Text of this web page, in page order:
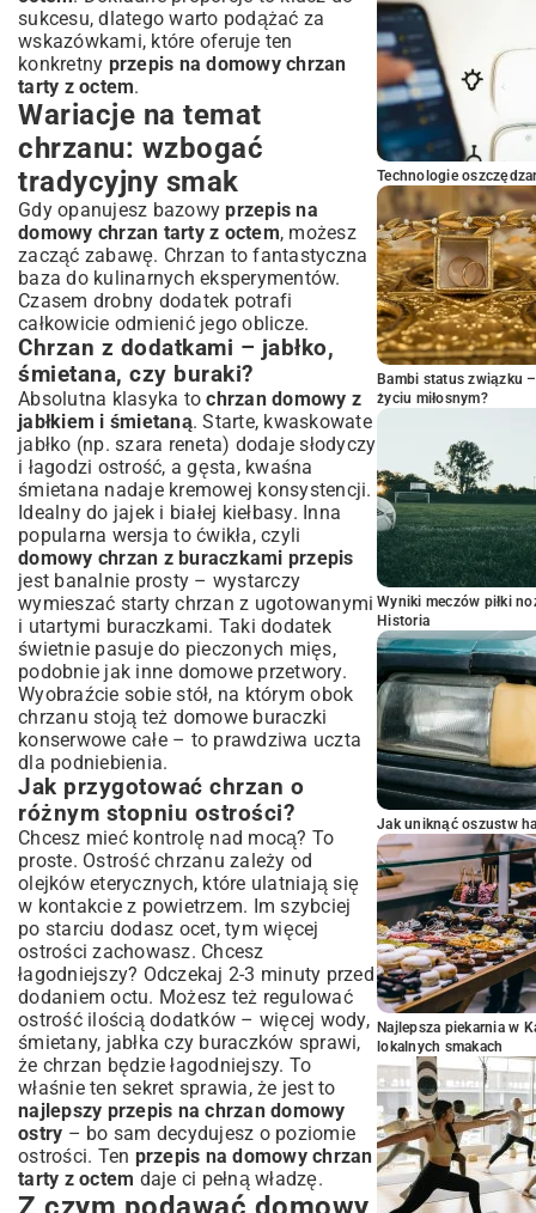
sukcesu, dlatego warto podążać za
wskazówkami, które oferuje ten
konkretny przepis na domowy chrzan
tarty z octem.
Wariacje na temat
chrzanu: wzbogać
tradycyjny smak
Gdy opanujesz bazowyprzepis na
domowy chrzan tarty z octem, możesz
zacząć zabawę. Chrzan to fantastyczna
baza do kulinarnych eksperymentów.
Czasem drobny dodatek potrafi
całkowicie odmienić jego oblicze.
Chrzan z dodatkami – jabłko,
śmietana, czy buraki?
Absolutna klasyka tochrzan domowy z
jabłkiem i śmietaną. Starte, kwaskowate
jabłko (np. szara reneta) dodaje słodyczy
i łagodzi ostrość, a gęsta, kwaśna
śmietana nadaje kremowej konsystencji.
Idealny do jajek i białej kiełbasy. Inna
popularna wersja to ćwikła, czyli
domowy chrzan z buraczkami przepis
jest banalnie prosty – wystarczy
wymieszać starty chrzan z ugotowanymi
i utartymi buraczkami. Taki dodatek
świetnie pasuje do pieczonych mięs,
podobnie jak inne domowe przetwory.
Wyobraźcie sobie stół, na którym obok
chrzanu stoją też domowe buraczki
konserwowe całe– to prawdziwa uczta
dla podniebienia.
Jak przygotować chrzan o
różnym stopniu ostrości?
Chcesz mieć kontrolę nad mocą? To
proste. Ostrość chrzanu zależy od
olejków eterycznych, które ulatniają się
w kontakcie z powietrzem. Im szybciej
po starciu dodasz ocet, tym więcej
ostrości zachowasz. Chcesz
łagodniejszy? Odczekaj 2-3 minuty przed
dodaniem octu. Możesz też regulować
ostrość ilością dodatków – więcej wody,
śmietany, jabłka czy buraczków sprawi,
że chrzan będzie łagodniejszy. To
właśnie ten sekret sprawia, że jest to
najlepszy przepis na chrzan domowy
ostry – bo sam decydujesz o poziomie
ostrości. Ten przepis na domowy chrzan
tarty z octem daje ci pełną władzę.
Technologie
Bambi status związku
życiu miłosnym?
Wyniki meczów piłki
Historia
Jak uniknąć oszustw
Najlepsza piekarnia w
lokalnych smakach